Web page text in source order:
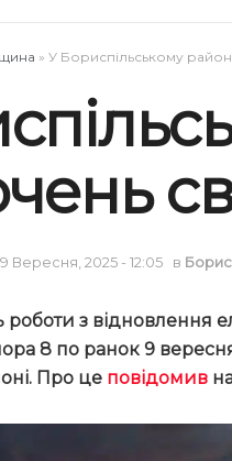
» У Бориспільському
9 Вересня, 2025 - 12:05 в
з відновлення
8 по ранок 9
Про це повідомив